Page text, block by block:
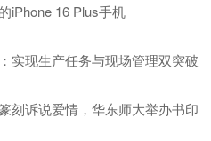
iPhone 16 Plus手机
实现生产任务与现场管理双突破
刻诉说爱情，华东师大举办书印